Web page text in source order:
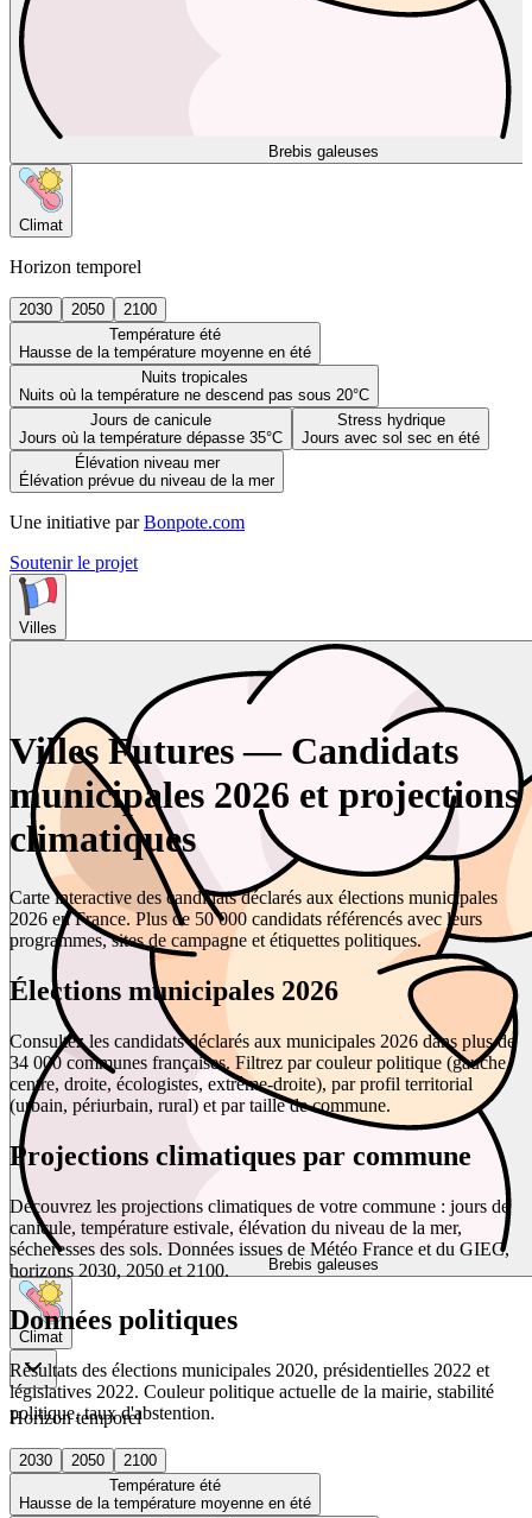
Brebis galeuses
Climat
Horizon temporel
2030 2050
2100
Température été
Hausse de la température moyenne en été
Nuits tropicales
Nuits où la température ne descend pas sous 20°C
Jours de canicule
Jours où la température dépasse 35°C
Stress hydrique
Jours avec sol sec en été
Élévation niveau mer
Élévation prévue du niveau de la mer
Une initiative par Bonpote.com
Soutenir le projet
Villes
Brebis galeuses
Climat
Horizon temporel
2030 2050
2100
Température été
Hausse de la température moyenne en été
Villes Futures — Candidats
municipales 2026 et projections
climatiques
Carte interactive des candidats déclarés aux élections municipales
2026 en France. Plus de 50 000 candidats référencés avec leurs
programmes, sites de campagne et étiquettes politiques.
Élections municipales 2026
Consultez les candidats déclarés aux municipales 2026 dans plus de
34 000 communes françaises. Filtrez par couleur politique (gauche,
centre, droite, écologistes, extrême-droite), par profil territorial
(urbain, périurbain, rural) et par taille de commune.
Projections climatiques par commune
Découvrez les projections climatiques de votre commune : jours de
canicule, température estivale, élévation du niveau de la mer,
sécheresses des sols. Données issues de Météo France et du GIEC,
horizons 2030, 2050 et 2100.
Données politiques
Résultats des élections municipales 2020, présidentielles 2022 et
législatives 2022. Couleur politique actuelle de la mairie, stabilité
politique, taux d'abstention.